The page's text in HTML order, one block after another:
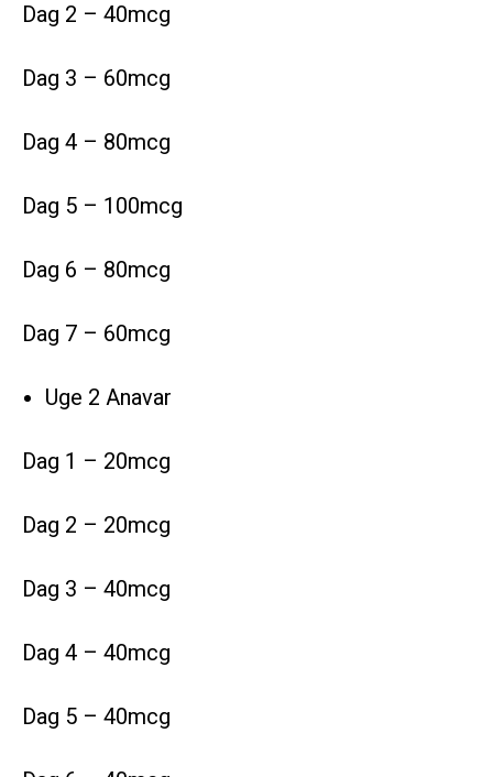
Dag 2 – 40mcg
Dag 3 – 60mcg
Dag 4 – 80mcg
Dag 5 – 100mcg
Dag 6 – 80mcg
Dag 7 – 60mcg
Uge 2 Anavar
Dag 1 – 20mcg
Dag 2 – 20mcg
Dag 3 – 40mcg
Dag 4 – 40mcg
Dag 5 – 40mcg